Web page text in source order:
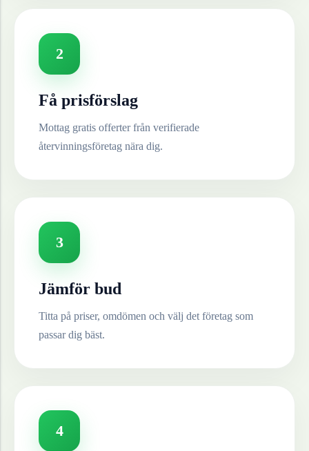
2
Få prisförslag
Mottag gratis offerter från verifierade
återvinningsföretag nära dig.
3
Jämför bud
Titta på priser, omdömen och välj det företag som
passar dig bäst.
4